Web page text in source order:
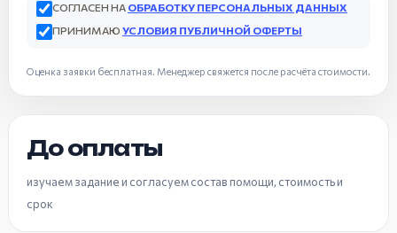
СОГЛАСЕН НА ОБРАБОТКУ ПЕРСОНАЛЬНЫХ ДАННЫХ
ПРИНИМАЮ УСЛОВИЯ ПУБЛИЧНОЙ ОФЕРТЫ
Оценка заявки бесплатная. Менеджер свяжется после расчёта стоимости.
До оплаты
изучаем задание и согласуем состав помощи, стоимость и
срок